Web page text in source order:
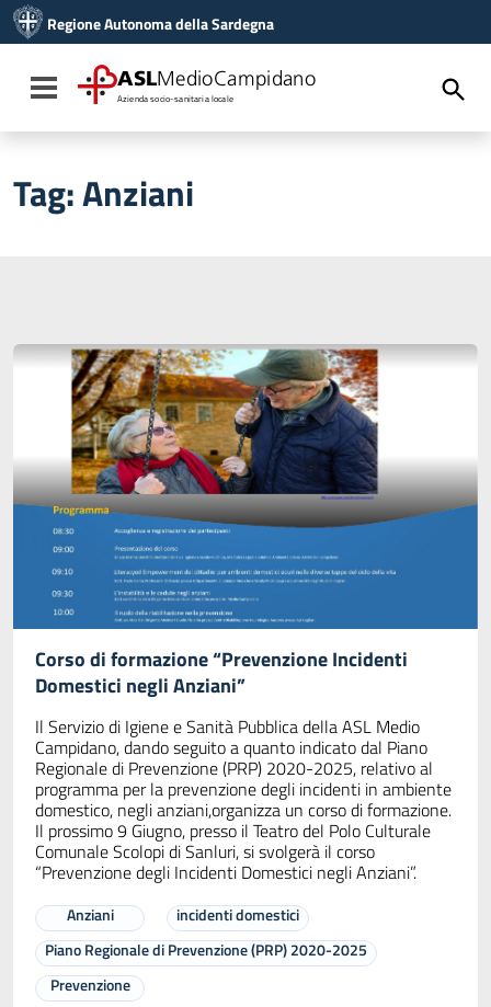
Vai al menu di navigazione
Vai al footer
Regione Autonoma della Sardegna
Toggle navigation
ASLMedioCampidano
Azienda socio-sanitaria locale
Tag:Anziani
Corso di formazione “Prevenzione Incidenti
Domestici negli Anziani”
Il Servizio di Igiene e Sanità Pubblica della ASL Medio
Campidano, dando seguito a quanto indicato dal Piano
Regionale di Prevenzione (PRP) 2020-2025, relativo al
programma per la prevenzione degli incidenti in ambiente
domestico, negli anziani,organizza un corso di formazione.
Il prossimo 9 Giugno, presso il Teatro del Polo Culturale
Comunale Scolopi di Sanluri, si svolgerà il corso
“Prevenzione degli Incidenti Domestici negli Anziani”.
Anziani
incidenti domestici
Piano Regionale di Prevenzione (PRP) 2020-2025
Prevenzione